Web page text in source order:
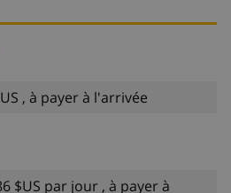
, à payer à l'arrivée
$US par jour , à payer à